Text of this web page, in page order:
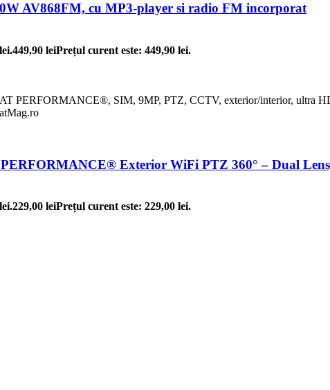
AV868FM, cu MP3-player si radio FM incorporat
449,90 leiPrețul curent este: 449,90 lei.
Exterior WiFi PTZ 360° – Dual
229,00 leiPrețul curent este: 229,00 lei.